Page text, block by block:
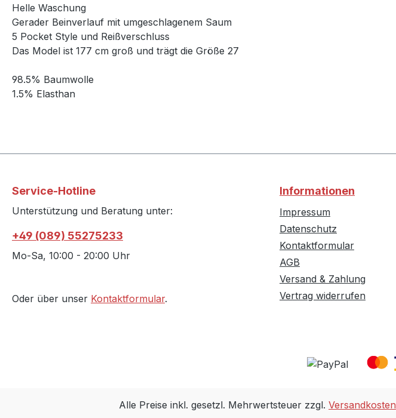
Helle Waschung
Gerader Beinverlauf mit umgeschlagenem Saum
5 Pocket Style und Reißverschluss
Das Model ist 177 cm groß und trägt die Größe 27
98.5% Baumwolle
1.5% Elasthan
Service-Hotline
Unterstützung und Beratung unter:
+49 (089) 55275233
Mo-Sa, 10:00 - 20:00 Uhr
Oder über unser Kontaktformular.
Informationen
Impressum
Datenschutz
Kontaktformular
AGB
Versand & Zahlung
Vertrag widerrufen
Alle Preise inkl. gesetzl. Mehrwertsteuer zzgl. Versandkosten